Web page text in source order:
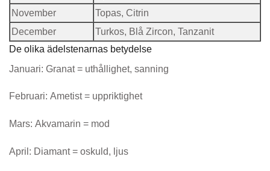
November
Topas, Citrin
December
Turkos, Blå Zircon, Tanzanit
De olika ädelstenarnas betydelse
Januari: Granat = uthållighet, sanning
Februari: Ametist = uppriktighet
Mars: Akvamarin = mod
April: Diamant = oskuld, ljus